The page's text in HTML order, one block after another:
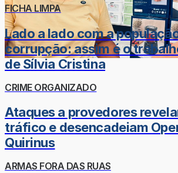
FICHA LIMPA
Lado a lado com a
corrupção: assim é o
de Sílvia Cristina
CRIME ORGANIZADO
Ataques a provedores
tráfico e desencadeiam
Quirinus
ARMAS FORA DAS RUAS